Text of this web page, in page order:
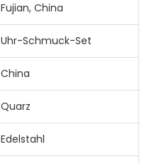
Fujian, China
Uhr-Schmuck-Set
China
Quarz
Edelstahl